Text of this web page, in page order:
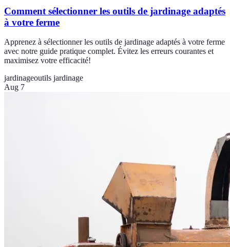
Comment sélectionner les outils de jardinage adaptés
à votre ferme
Apprenez à sélectionner les outils de jardinage adaptés à votre ferme
avec notre guide pratique complet. Évitez les erreurs courantes et
maximisez votre efficacité!
jardinageoutils jardinage
Aug 7